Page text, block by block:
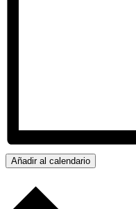
Añadir al calendario